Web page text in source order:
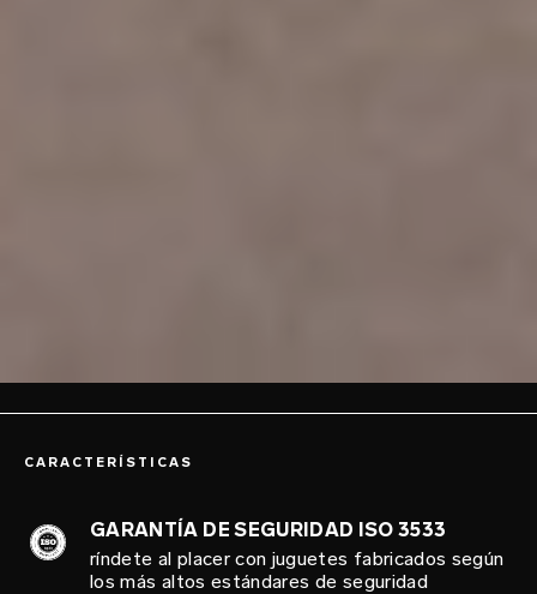
CARACTERÍSTICAS
GARANTÍA DE SEGURIDAD ISO 3533
ríndete al placer con juguetes fabricados según
los más altos estándares de seguridad